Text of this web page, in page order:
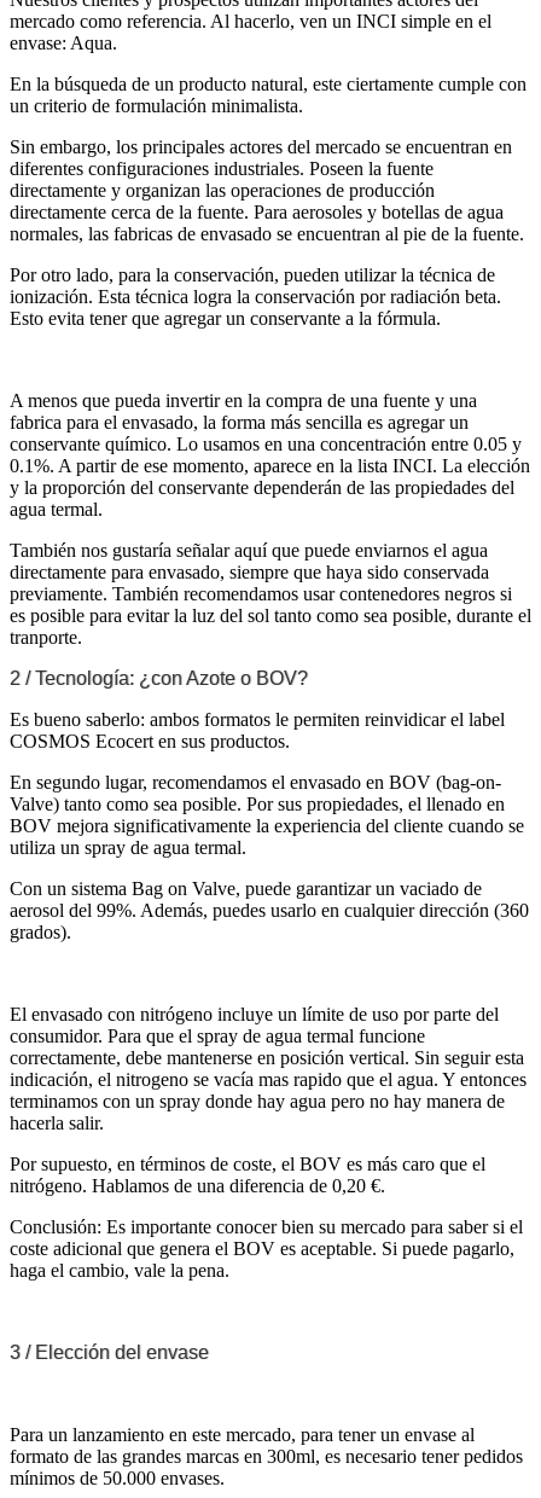
mercado como referencia. Al hacerlo, ven un INCI simple en el
envase: Aqua.
En la búsqueda de un producto natural, este ciertamente cumple con
un criterio de formulación minimalista.
Sin embargo, los principales actores del mercado se encuentran en
diferentes configuraciones industriales. Poseen la fuente
directamente y organizan las operaciones de producción
directamente cerca de la fuente. Para aerosoles y botellas de agua
normales, las fabricas de envasado se encuentran al pie de la fuente.
Por otro lado, para la conservación, pueden utilizar la técnica de
ionización. Esta técnica logra la conservación por radiación beta.
Esto evita tener que agregar un conservante a la fórmula.
A menos que pueda invertir en la compra de una fuente y una
fabrica para el envasado, la forma más sencilla es agregar un
conservante químico. Lo usamos en una concentración entre 0.05 y
0.1%. A partir de ese momento, aparece en la lista INCI. La elección
y la proporción del conservante dependerán de las propiedades del
agua termal.
También nos gustaría señalar aquí que puede enviarnos el agua
directamente para envasado, siempre que haya sido conservada
previamente. También recomendamos usar contenedores negros si
es posible para evitar la luz del sol tanto como sea posible, durante el
tranporte.
2 / Tecnología: ¿con Azote o BOV?
Es bueno saberlo: ambos formatos le permiten reinvidicar el label
COSMOS Ecocert en sus productos.
En segundo lugar, recomendamos el envasado en BOV (bag-on-
Valve) tanto como sea posible. Por sus propiedades, el llenado en
BOV mejora significativamente la experiencia del cliente cuando se
utiliza un spray de agua termal.
Con un sistema Bag on Valve, puede garantizar un vaciado de
aerosol del 99%. Además, puedes usarlo en cualquier dirección (360
grados).
El envasado con nitrógeno incluye un límite de uso por parte del
consumidor. Para que el spray de agua termal funcione
correctamente, debe mantenerse en posición vertical. Sin seguir esta
indicación, el nitrogeno se vacía mas rapido que el agua. Y entonces
terminamos con un spray donde hay agua pero no hay manera de
hacerla salir.
Por supuesto, en términos de coste, el BOV es más caro que el
nitrógeno. Hablamos de una diferencia de 0,20 €.
Conclusión: Es importante conocer bien su mercado para saber si el
coste adicional que genera el BOV es aceptable. Si puede pagarlo,
haga el cambio, vale la pena.
3 / Elección del envase
Para un lanzamiento en este mercado, para tener un envase al
formato de las grandes marcas en 300ml, es necesario tener pedidos
mínimos de 50.000 envases.